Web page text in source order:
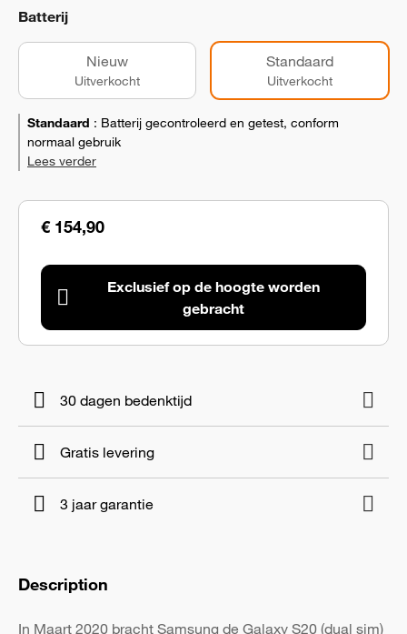
€ 154,90
Exclusief op de hoogte worden
gebracht
Batterij
Nieuw
Uitverkocht
Standaard
Uitverkocht
Standaard : Batterij gecontroleerd en getest, conform
normaal gebruik
Lees verder
30 dagen bedenktijd
Gratis levering
3 jaar garantie
Description
In Maart 2020 bracht Samsung de Galaxy S20 (dual sim)